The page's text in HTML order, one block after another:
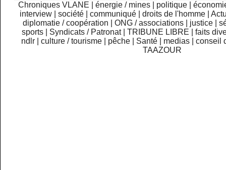
Chroniques VLANE énergie / mines politique
interview
|société |communiqué |droits de l'homme |
diplomatie / coopération
ONG / associations justice
sports
Syndicats / Patronat TRIBUNE LIBRE
faits
ndlr
|culture / tourisme pêche Santé medias |conseil
TAAZOUR